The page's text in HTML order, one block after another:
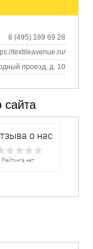
8 (495) 189 69 28
textileavenue.ru/
проезд, д. 10
сайта